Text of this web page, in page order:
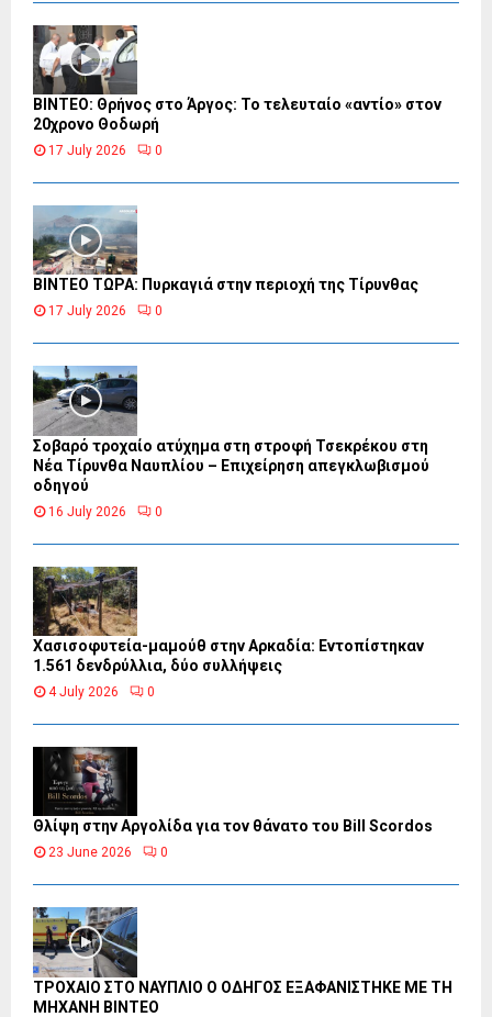
ΒΙΝΤΕΟ: Θρήνος στο Άργος: Το τελευταίο «αντίο» στον
20χρονο Θοδωρή
17 July 2026 0
ΒΙΝΤΕΟ ΤΩΡΑ: Πυρκαγιά στην περιοχή της Τίρυνθας
17 July 2026 0
Σοβαρό τροχαίο ατύχημα στη στροφή Τσεκρέκου στη
Νέα Τίρυνθα Ναυπλίου – Επιχείρηση απεγκλωβισμού
οδηγού
16 July 2026 0
Χασισοφυτεία-μαμούθ στην Αρκαδία: Εντοπίστηκαν
1.561 δενδρύλλια, δύο συλλήψεις
4 July 2026 0
Θλίψη στην Αργολίδα για τον θάνατο του Bill Scordos
23 June 2026 0
ΤΡΟΧΑΙΟ ΣΤΟ ΝΑΥΠΛΙΟ Ο ΟΔΗΓΟΣ ΕΞΑΦΑΝΙΣΤΗΚΕ ΜΕ ΤΗ
ΜΗΧΑΝΗ ΒΙΝΤΕΟ